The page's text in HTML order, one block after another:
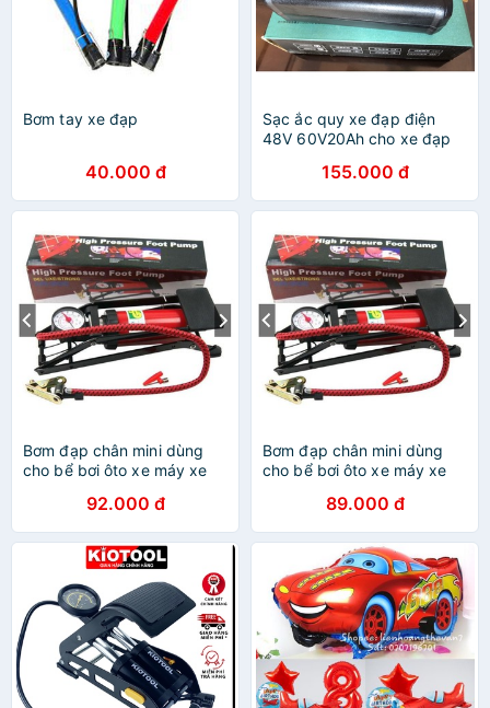
Bơm tay xe đạp
40.000 đ
Sạc ắc quy xe đạp điện
48V 60V20Ah cho xe đạp
155.000 đ
Bơm đạp chân mini dùng
cho bể bơi ôto xe máy xe
92.000 đ
Bơm đạp chân mini dùng
cho bể bơi ôto xe máy xe
89.000 đ